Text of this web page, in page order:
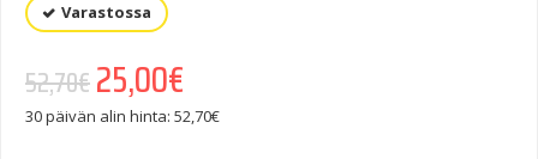
Varastossa
52,70€Alkuperäinen hinta oli: 52,70€.
25,00€
30 päivän alin hinta: 52,70€